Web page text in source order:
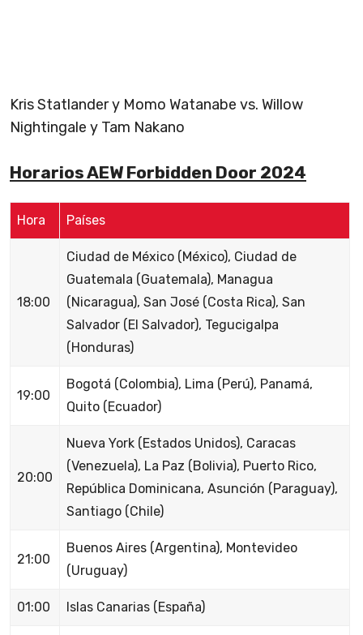
Kris Statlander y Momo Watanabe vs. Willow
Nightingale y Tam Nakano
Horarios AEW Forbidden Door 2024
Hora Países
18:00
Ciudad de México (México), Ciudad de
Guatemala (Guatemala), Managua
(Nicaragua), San José (Costa Rica), San
Salvador (El Salvador), Tegucigalpa
(Honduras)
19:00
Bogotá (Colombia), Lima (Perú), Panamá,
Quito (Ecuador)
20:00
Nueva York (Estados Unidos), Caracas
(Venezuela), La Paz (Bolivia), Puerto Rico,
República Dominicana, Asunción (Paraguay),
Santiago (Chile)
21:00
Buenos Aires (Argentina), Montevideo
(Uruguay)
01:00 Islas Canarias (España)